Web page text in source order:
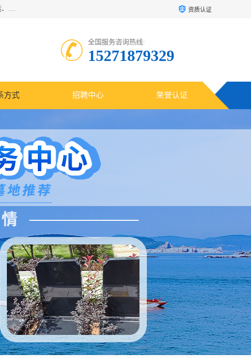
湖北殡仪一条龙,武汉殡葬一条龙,武汉办丧事服务专理红白佛事、病人临终关怀、医院或家中老人去世穿寿衣、灵车遗体接运、殡仪馆告别厅预约、办理火葬场手续、民俗丧事策划、遗体告别仪式、民俗礼仪服务、殡葬礼仪策划、陵园墓位导购、寺庙塔位择吉、往生功德策划、民俗功德策划、异地殡葬礼仪服务、异地骨灰接送返乡 资质认证
全国服务咨询热线:
15271879329
方式 招聘中心 荣誉认证